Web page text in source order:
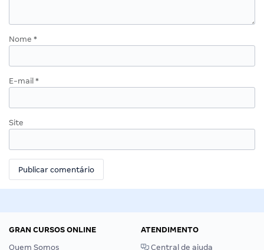
Nome *
E-mail *
Site
GRAN CURSOS ONLINE
Quem Somos
ATENDIMENTO
Central de ajuda